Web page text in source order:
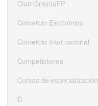
Club OrientaFP
Comercio Electrónico
Comercio Internacional
Competiciones
Cursos de especialización
D